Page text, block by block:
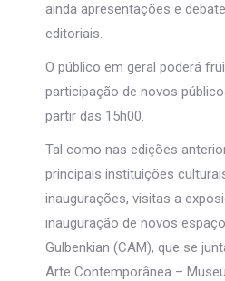
ainda apresentações e
editoriais.
O público em geral poderá
participação de novos
partir das 15h00.
Tal como nas edições
principais instituições
inaugurações, visitas a
inauguração de novos
Gulbenkian (CAM), que se
Arte Contemporânea –